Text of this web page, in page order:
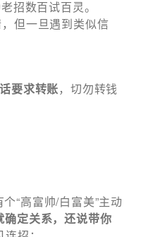
招数百试百灵。
但一旦遇到类似信
要求转账，切勿转钱
“高富帅/白富美”主动
确定关系，还说带你